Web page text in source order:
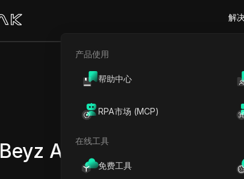
解
产品使用
帮助中心
RPA市场 (MCP)
在线工具
免费工具
轻松共
AI标准版和Beyz AI神